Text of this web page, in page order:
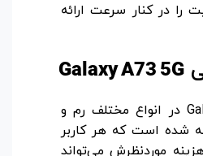
را در کنار سرعت ارائه
Galaxy A73 5G
گوشی Galaxy A73 در انواع مختلف رم و
شده است که هر کاربر
موردنظرش می‌تواند